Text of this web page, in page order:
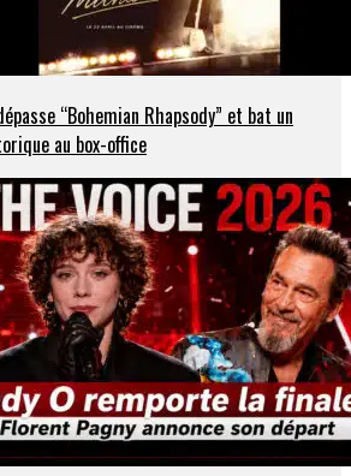
“Bohemian Rhapsody” et bat un
au box-office